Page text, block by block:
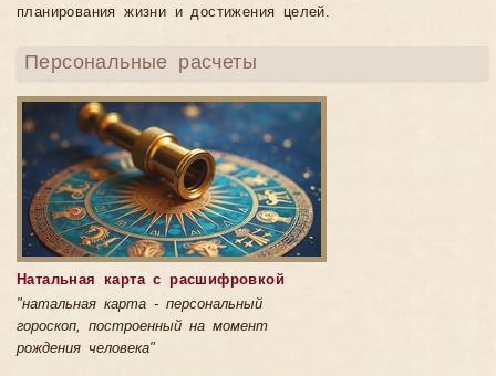
планирования жизни и достижения целей.
Персональные расчеты
Натальная карта с расшифровкой
"натальная карта - персональный
гороскоп, построенный на момент
рождения человека"